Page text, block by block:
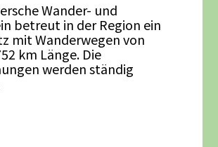
Wander- und
betreut in der Region ein
mit Wanderwegen von
km Länge. Die
werden ständig